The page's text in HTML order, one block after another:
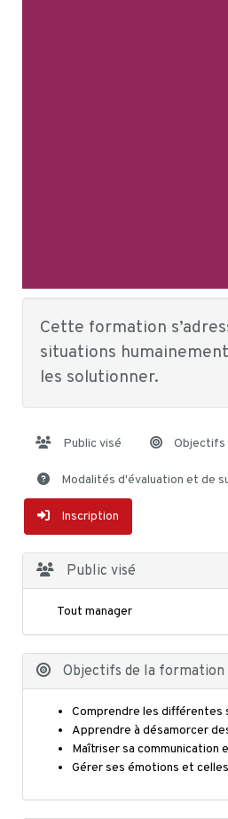
Cette formation
situations
les solutionner.
Public visé Objectifs
Modalités d'évaluation et de
Inscription
Public visé
Tout manager
Objectifs de la formation
Comprendre les
Apprendre à désamorcer
Maîtriser sa communication
Gérer ses émotions et